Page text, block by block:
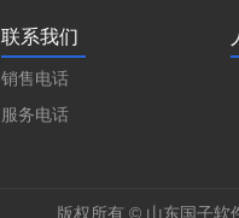
联系我们
销售电话
服务电话
版权所有 © 山东国子软